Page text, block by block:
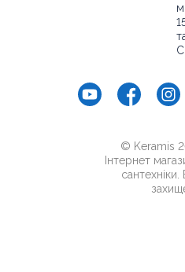
© Keramis
Інтернет
сантехніки.